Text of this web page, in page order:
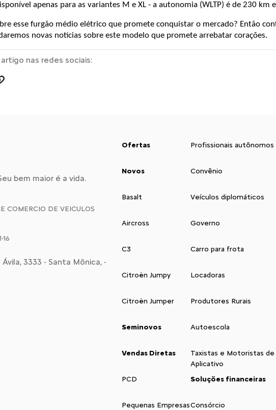
apenas para as variantes M e XL - a autonomia (WLTP) é de 230 km
esse furgão médio elétrico que promete conquistar o mercado? Então
novas notícias sobre este modelo que promete arrebatar corações.
nas redes sociais:
bem maior é a vida.
COMERCIO DE VEICULOS
16
3333 - Santa Mônica, -
Ofertas
Novos
Basalt
Aircross
C3
Citroën Jumpy
Citroën Jumper
Seminovos
Vendas Diretas
PCD
Pequenas Empresas
Profissionais autônomos
Convênio
Veículos diplomáticos
Governo
Carro para frota
Locadoras
Produtores Rurais
Autoescola
Taxistas e Motoristas de
Aplicativo
Soluções financeiras
Consórcio